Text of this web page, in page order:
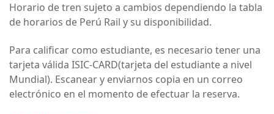
Horario de tren sujeto a cambios dependiendo la tabla
de horarios de Perú Rail y su disponibilidad.
Para calificar como estudiante, es necesario tener una
tarjeta válida ISIC-CARD(tarjeta del estudiante a nivel
Mundial). Escanear y enviarnos copia en un correo
electrónico en el momento de efectuar la reserva.